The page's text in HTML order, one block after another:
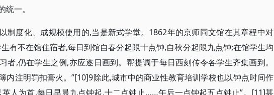
一。
制度化、成规模使用的,当是新式学堂。1862年的京师同文馆在其章程中对
有不在馆住宿者,每日到馆自春分起限十点钟,自秋分起限九点钟;在馆学生均
者,仍在学生之例,亦应逐日画到。帮提调于每日西刻传令各学生齐集画到。
内注明罚扣膏火。”[10]9除此,城市中的商业性教育培训学校也以钟点时间作
英人为首,每日早晨九点钟起,十二点钟止……午后一点钟起五点钟止”。[11]甚